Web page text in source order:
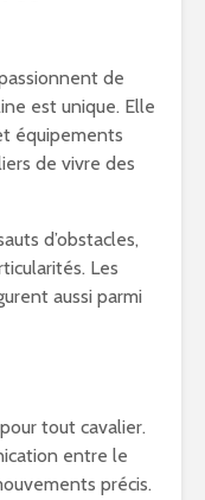
de
est unique. Elle
équipements
de vivre des
d’obstacles,
Les
aussi parmi
tout cavalier.
entre le
précis.